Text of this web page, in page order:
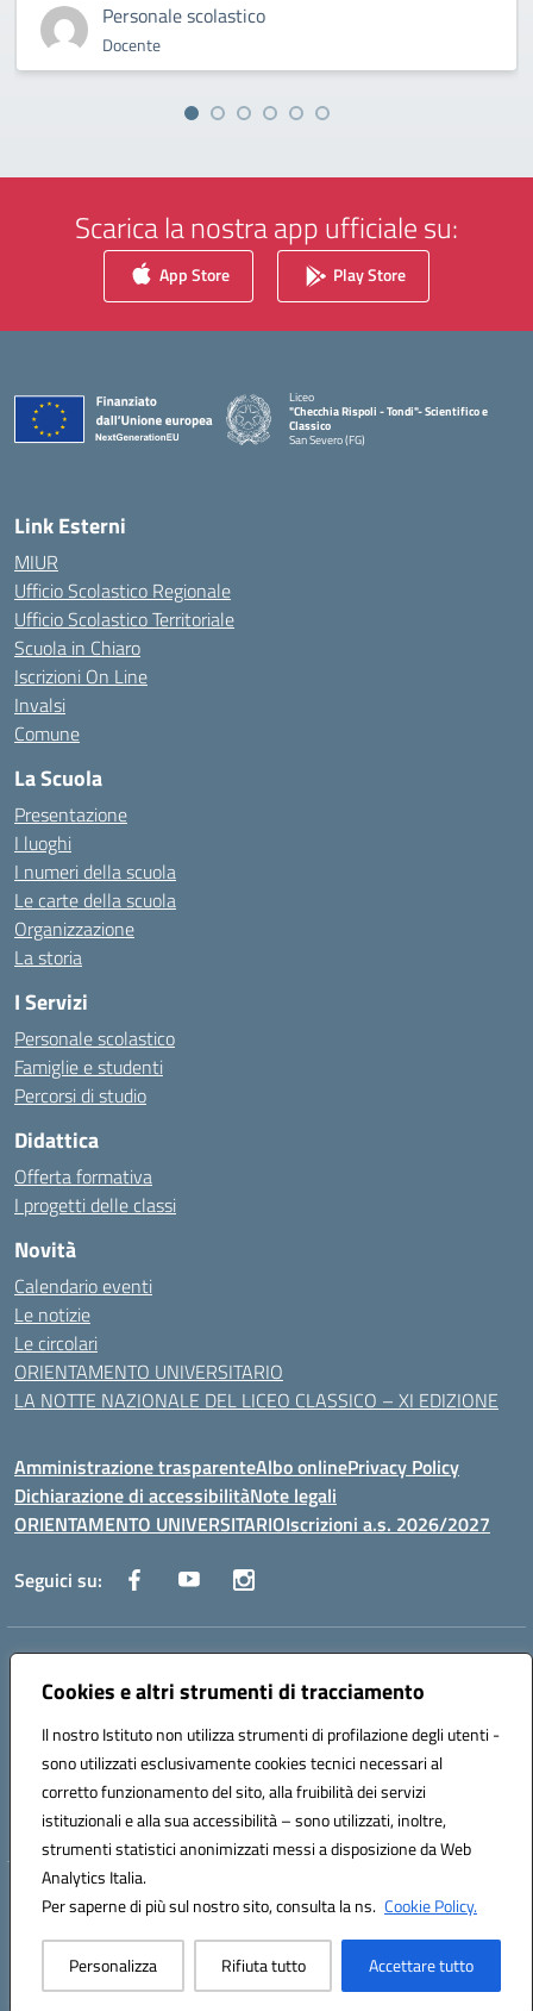
Cookies e altri strumenti di tracciamento
Il nostro Istituto non utilizza strumenti di profilazione degli utenti -
sono utilizzati esclusivamente cookies tecnici necessari al
corretto funzionamento del sito, alla fruibilità dei servizi
istituzionali e alla sua accessibilità – sono utilizzati, inoltre,
strumenti statistici anonimizzati messi a disposizione da Web
Analytics Italia.
Per saperne di più sul nostro sito, consulta la ns. Cookie Policy.
Personalizza Rifiuta tutto Accettare tutto
Personale scolastico
Docente
Scarica la nostra app ufficiale su:
App Store Play Store
Liceo
"Checchia Rispoli - Tondi"- Scientifico e
Classico
San Severo (FG)
Link Esterni
MIUR
Ufficio Scolastico Regionale
Ufficio Scolastico Territoriale
Scuola in Chiaro
Iscrizioni On Line
Invalsi
Comune
La Scuola
Presentazione
I luoghi
I numeri della scuola
Le carte della scuola
Organizzazione
La storia
I Servizi
Personale scolastico
Famiglie e studenti
Percorsi di studio
Didattica
Offerta formativa
I progetti delle classi
Novità
Calendario eventi
Le notizie
Le circolari
ORIENTAMENTO UNIVERSITARIO
LA NOTTE NAZIONALE DEL LICEO CLASSICO – XI EDIZIONE
Amministrazione trasparenteAlbo onlinePrivacy Policy
Dichiarazione di accessibilitàNote legali
ORIENTAMENTO UNIVERSITARIOIscrizioni a.s. 2026/2027
Seguici su:
Indirizzo:
Centralino:0882 331218 Email:fgps210002@istruzione.it
Codice fiscale: 93071630714
Codice meccanografico:
FGPS210002
Codice unico di fatturazione (CUF): UF7W9K
Hosting & Powered by 3D Solution S.r.l.
Concept & Design by Designers Italia